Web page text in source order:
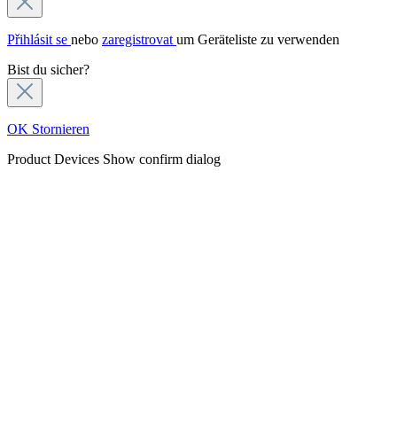
Přihlásit se nebo zaregistrovat um Geräteliste zu verwenden
Bist du sicher?
OK Stornieren
Product Devices Show confirm dialog